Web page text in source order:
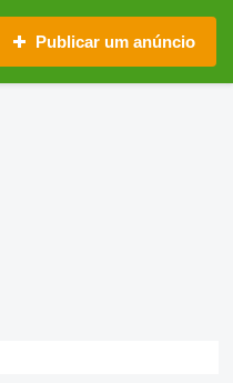
Publicar um anúncio